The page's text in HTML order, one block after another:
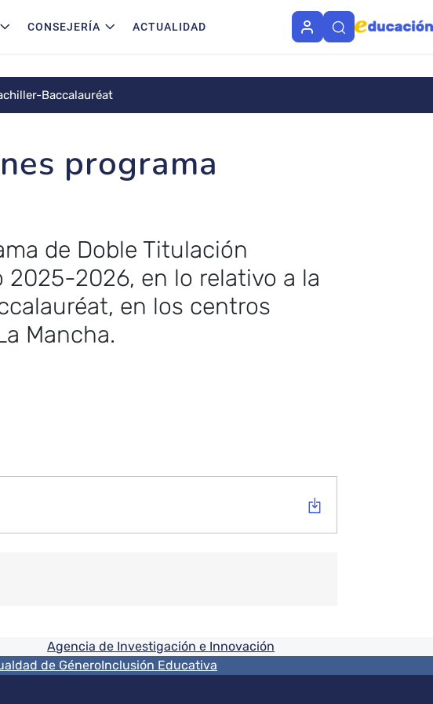
CONSEJERÍA ACTUALIDAD
Baccalauréat
programa
de Doble Titulación
2026, en lo relativo a la
en los centros
Mancha.
Agencia de Investigación e Innovación
de GéneroInclusión Educativa